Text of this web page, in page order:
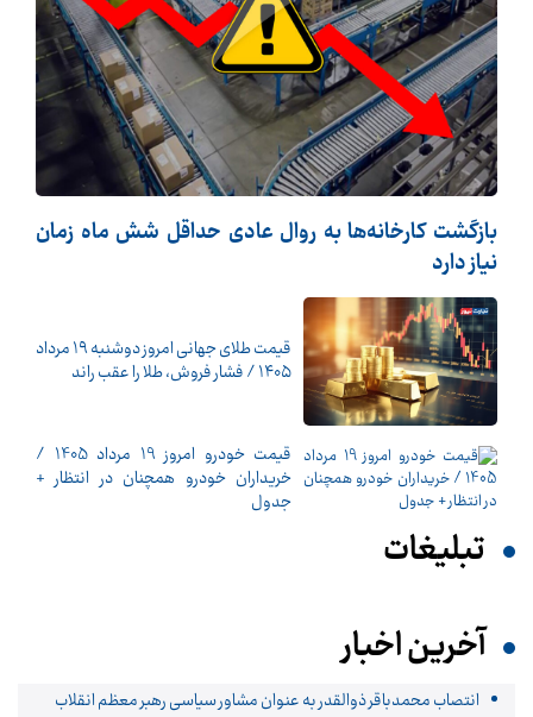
بازگشت کارخانه‌ها به روال عادی حداقل شش ماه زمان
نیاز دارد
قیمت طلای جهانی امروز دوشنبه ۱۹ مرداد
۱۴۰۵ / فشار فروش، طلا را عقب راند
قیمت خودرو امروز 19 مرداد 1405 /
خریداران خودرو همچنان در انتظار +
جدول
تبلیغات
آخرین اخبار
انتصاب محمدباقر ذوالقدر به عنوان مشاور سیاسی رهبر معظم انقلاب